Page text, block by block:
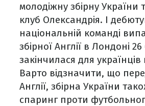
молодіжну збірну України
клуб Олександрія. І
національній команді
збірної Англії в Лондоні
закінчилася для
Варто відзначити, що
Англії, збірна України
спаринг проти